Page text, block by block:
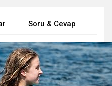
Soru & Cevap